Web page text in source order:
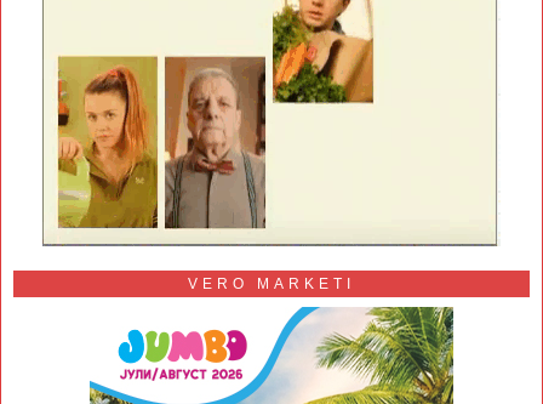
VERO MARKETI